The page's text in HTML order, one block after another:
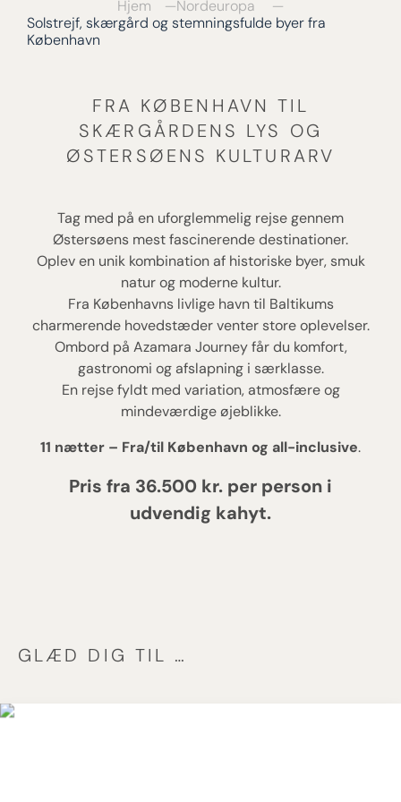
Hjem
Nordeuropa
Solstrejf, skærgård og stemningsfulde byer fra
København
FRA KØBENHAVN TIL
SKÆRGÅRDENS LYS OG
ØSTERSØENS KULTURARV
Tag med på en uforglemmelig rejse gennem
Østersøens mest fascinerende destinationer.
Oplev en unik kombination af historiske byer, smuk
natur og moderne kultur.
Fra Københavns livlige havn til Baltikums
charmerende hovedstæder venter store oplevelser.
Ombord på Azamara Journey får du komfort,
gastronomi og afslapning i særklasse.
En rejse fyldt med variation, atmosfære og
mindeværdige øjeblikke.
11 nætter – Fra/til København og all-inclusive.
Pris fra 36.500 kr. per person i
udvendig kahyt.
GLÆD DIG TIL …